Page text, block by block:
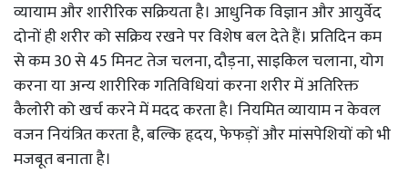
व्यायाम और शारीरिक सक्रियता है। आधुनिक विज्ञान और आयुर्वेद
दोनों ही शरीर को सक्रिय रखने पर विशेष बल देते हैं। प्रतिदिन कम
से कम 30 से 45 मिनट तेज चलना, दौड़ना, साइकिल चलाना, योग
करना या अन्य शारीरिक गतिविधियां करना शरीर में अतिरिक्त
कैलोरी को खर्च करने में मदद करता है। नियमित व्यायाम न केवल
वजन नियंत्रित करता है, बल्कि हृदय, फेफड़ों और मांसपेशियों को भी
मजबूत बनाता है।